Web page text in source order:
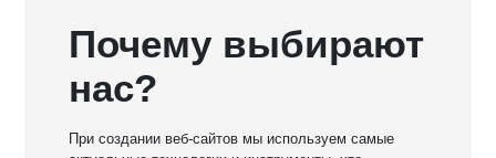
Почему выбирают
нас?
При создании веб-сайтов мы используем самые